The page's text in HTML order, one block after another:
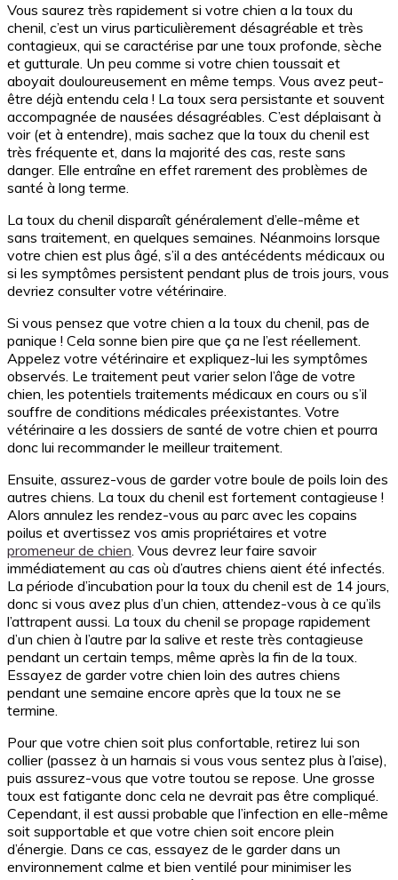
Vous saurez très rapidement si votre chien a la toux du
chenil, c’est un virus particulièrement désagréable et très
contagieux, qui se caractérise par une toux profonde, sèche
et gutturale. Un peu comme si votre chien toussait et
aboyait douloureusement en même temps. Vous avez peut-
être déjà entendu cela ! La toux sera persistante et souvent
accompagnée de nausées désagréables. C’est déplaisant à
voir (et à entendre), mais sachez que la toux du chenil est
très fréquente et, dans la majorité des cas, reste sans
danger. Elle entraîne en effet rarement des problèmes de
santé à long terme.
La toux du chenil disparaît généralement d’elle-même et
sans traitement, en quelques semaines. Néanmoins lorsque
votre chien est plus âgé, s’il a des antécédents médicaux ou
si les symptômes persistent pendant plus de trois jours, vous
devriez consulter votre vétérinaire.
Si vous pensez que votre chien a la toux du chenil, pas de
panique ! Cela sonne bien pire que ça ne l’est réellement.
Appelez votre vétérinaire et expliquez-lui les symptômes
observés. Le traitement peut varier selon l’âge de votre
chien, les potentiels traitements médicaux en cours ou s’il
souffre de conditions médicales préexistantes. Votre
vétérinaire a les dossiers de santé de votre chien et pourra
donc lui recommander le meilleur traitement.
Ensuite, assurez-vous de garder votre boule de poils loin des
autres chiens. La toux du chenil est fortement contagieuse !
Alors annulez les rendez-vous au parc avec les copains
poilus et avertissez vos amis propriétaires et votre
promeneur de chien. Vous devrez leur faire savoir
immédiatement au cas où d’autres chiens aient été infectés.
La période d’incubation pour la toux du chenil est de 14 jours,
donc si vous avez plus d’un chien, attendez-vous à ce qu’ils
l’attrapent aussi. La toux du chenil se propage rapidement
d’un chien à l’autre par la salive et reste très contagieuse
pendant un certain temps, même après la fin de la toux.
Essayez de garder votre chien loin des autres chiens
pendant une semaine encore après que la toux ne se
termine.
Pour que votre chien soit plus confortable, retirez lui son
collier (passez à un harnais si vous vous sentez plus à l’aise),
puis assurez-vous que votre toutou se repose. Une grosse
toux est fatigante donc cela ne devrait pas être compliqué.
Cependant, il est aussi probable que l’infection en elle-même
soit supportable et que votre chien soit encore plein
d’énergie. Dans ce cas, essayez de le garder dans un
environnement calme et bien ventilé pour minimiser les